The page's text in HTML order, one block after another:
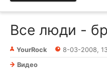
Все люди -
YourRock 8-03-2008,
Видео